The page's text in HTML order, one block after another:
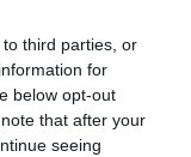
third parties, or
for
below opt-out
that after your
seeing
κασετόφωνο
δεν
έπεσα στα
που